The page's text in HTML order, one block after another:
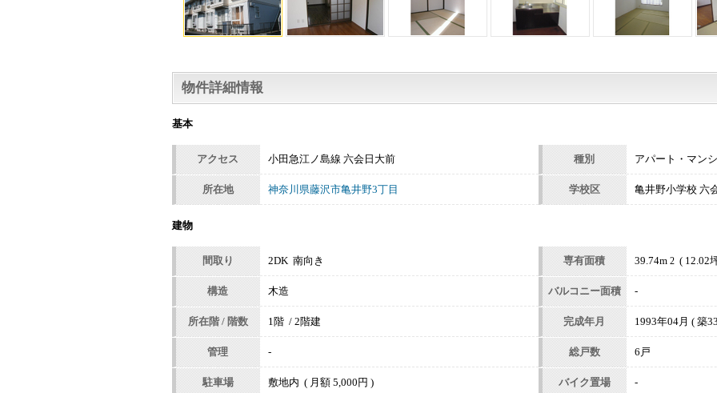
物件詳細情報
基本
アクセス 小田急江ノ島線 六会日大前 種別 アパート・マン
所在地 神奈川県藤沢市亀井野3丁目 学校区 亀井野小学校 六
建物
間取り 2DK 南向き 専有面積 39.74m 2( 12.02
構造 木造 バルコニー面積 -
所在階 / 階数 1階 / 2階建 完成年月 1993年04月 ( 築
管理 - 総戸数 6戸
駐車場 敷地内 ( 月額 5,000円 ) バイク置場 -